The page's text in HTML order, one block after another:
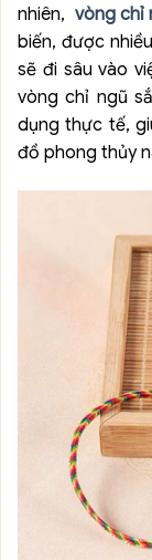
nhiên, vòng chỉ
biến, được
sẽ đi sâu vào
vòng chỉ ngũ
dụng thực tế,
đồ phong thủy